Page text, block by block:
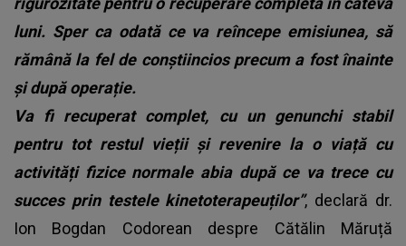
luni. Sper ca odată ce va reîncepe emisiunea, să
rămână la fel de conștiincios precum a fost înainte
și după operație.
Va fi recuperat complet, cu un genunchi stabil
pentru tot restul vieții și revenire la o viață cu
activități fizice normale abia după ce va trece cu
succes prin testele kinetoterapeuților”, declară dr.
Ion Bogdan Codorean despre Cătălin Măruță